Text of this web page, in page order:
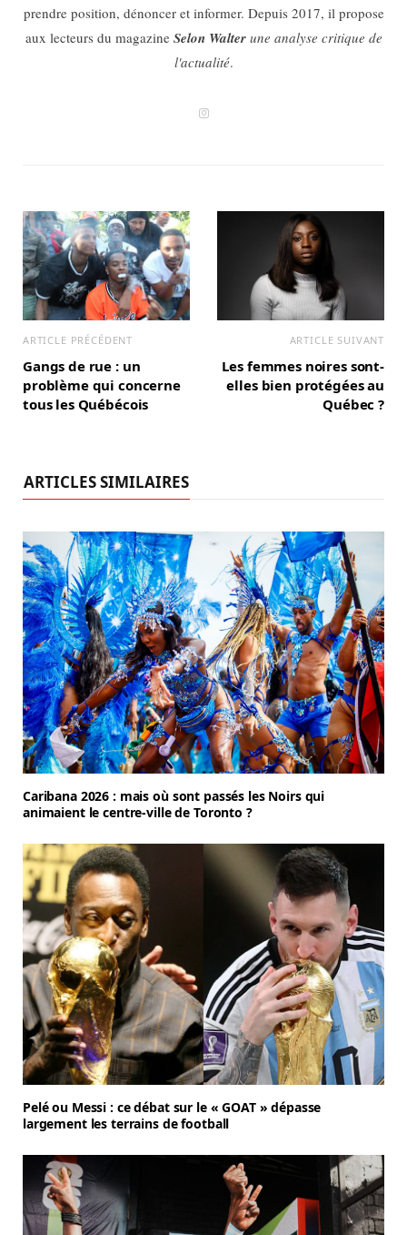
prendre position, dénoncer et informer. Depuis 2017, il propose
aux lecteurs du magazine Selon Walterune analyse critique de
l'actualité.
I
ARTICLE PRÉCÉDENT
Gangs de rue : un
problème qui concerne
tous les Québécois
ARTICLE SUIVANT
Les femmes noires sont-
elles bien protégées au
Québec ?
ARTICLES SIMILAIRES
Caribana 2026 : mais où sont passés les Noirs qui
animaient le centre-ville de Toronto ?
Pelé ou Messi : ce débat sur le « GOAT » dépasse
largement les terrains de football